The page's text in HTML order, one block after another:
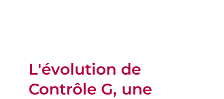
L'évolution de
Contrôle G, une